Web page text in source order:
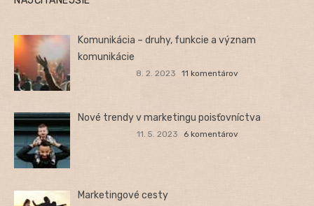
Komunikácia – druhy, funkcie a význam
komunikácie
8. 2. 2023 11 komentárov
Nové trendy v marketingu poisťovníctva
11. 5. 2023 6 komentárov
Marketingové cesty